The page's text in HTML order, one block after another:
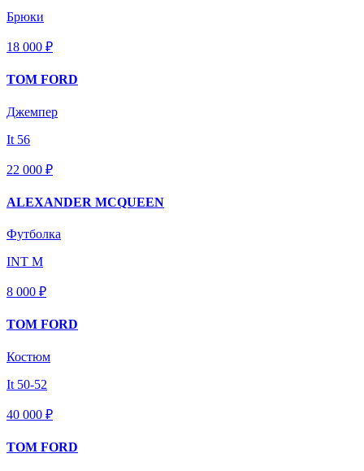
Брюки
18 000 ₽
TOM FORD
Джемпер
It 56
22 000 ₽
ALEXANDER MCQUEEN
Футболка
INT M
8 000 ₽
TOM FORD
Костюм
It 50-52
40 000 ₽
TOM FORD